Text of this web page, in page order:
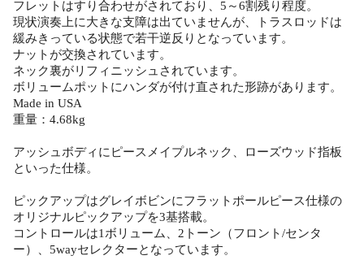
フレットはすり合わせがされており、5～6割残り程度。
現状演奏上に大きな支障は出ていませんが、トラスロッドは
緩みきっている状態で若干逆反りとなっています。
ナットが交換されています。
ネック裏がリフィニッシュされています。
ボリュームポットにハンダが付け直された形跡があります。
Made in USA
重量：4.68kg
アッシュボディにピースメイプルネック、ローズウッド指板
といった仕様。
ピックアップはグレイボビンにフラットポールピース仕様の
オリジナルピックアップを3基搭載。
コントロールは1ボリューム、2トーン（フロント/センタ
ー）、5wayセレクターとなっています。